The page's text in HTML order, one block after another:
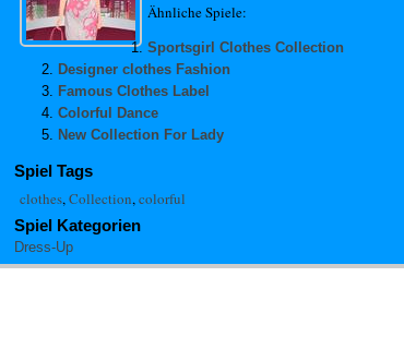
Ähnliche Spiele:
Sportsgirl Clothes Collection
Designer clothes Fashion
Famous Clothes Label
Colorful Dance
New Collection For Lady
Spiel Tags
clothes,Collection,colorful
Spiel Kategorien
Dress-Up